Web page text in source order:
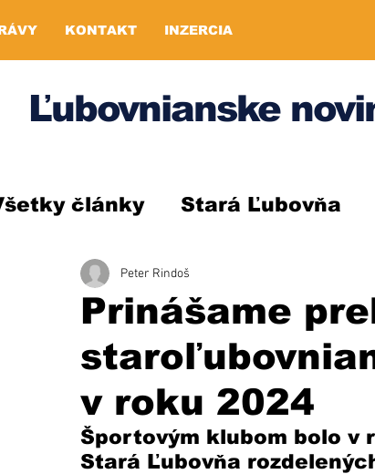
KONTAKT INZERCIA
Ľubovnianske
články Stará Ľubovňa
Prinášame
v roku 2024
Peter Rindoš
Športovým klubom bolo v
Stará Ľubovňa